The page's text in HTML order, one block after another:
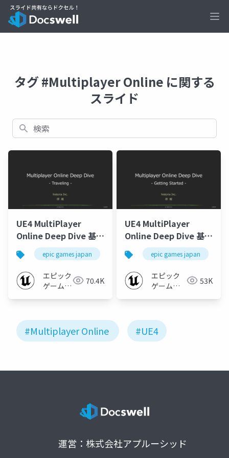
タグ #Multiplayer Online に関する
スライド
検索
UE4 MultiPlayer
Online Deep Dive 基礎
編2 -Traveling-
(historia様ご講演)
#ue4dd
epic games japan ue4dd multiplater online
エピック
ゲームズ
70.4K
UE4 MultiPlayer
Online Deep Dive 基礎
編1 -Getting Started-
(historia様ご講演)
#UE4DD
epic games japan
エピック
ゲームズ
53K
#Multiplayer Online #UE4
運営：株式会社アプルーシッド